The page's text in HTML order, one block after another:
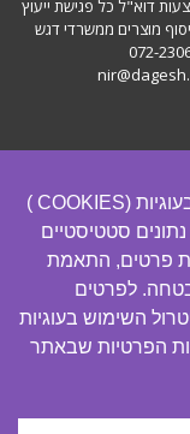
דוא"ל כל פגישת ייעוץ
מוצרים ממשרדי דגש
072-
לידיעתך אנו עושים שימוש בעוגיות (COOKIES )
סטטיסטיים
פרטים, התאמת
לפרטים
השימוש בעוגיות
הפרטיות שבאתר